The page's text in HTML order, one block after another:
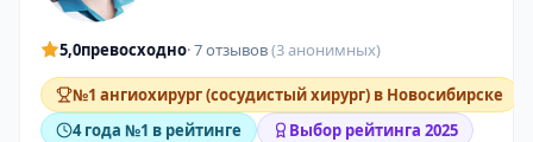
5,0превосходно· 7 отзывов(3 анонимных)
№1 ангиохирург (сосудистый хирург) в Новосибирске
4 года №1 в рейтинге
Выбор рейтинга 2025